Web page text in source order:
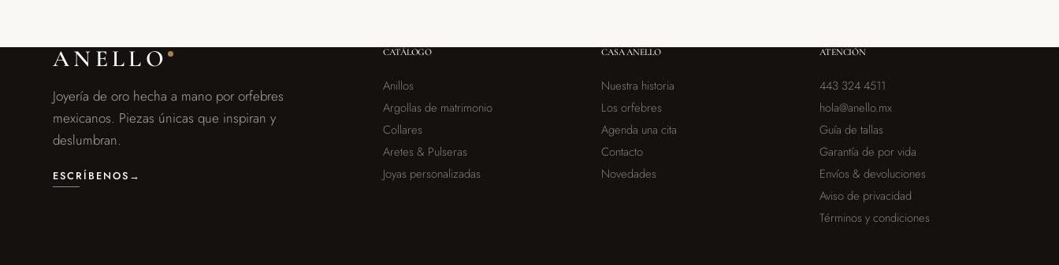
ANELLO
Joyería de oro hecha a mano por orfebres
mexicanos. Piezas únicas que inspiran y
deslumbran.
ESCRÍBENOS →
CATÁLOGO
Anillos
Argollas de matrimonio
Collares
Aretes & Pulseras
Joyas personalizadas
CASA ANELLO
Nuestra historia
Los orfebres
Agenda una cita
Contacto
Novedades
ATENCIÓN
443 324 4511
hola@anello.mx
Guía de tallas
Garantía de por vida
Envíos & devoluciones
Aviso de privacidad
Términos y condiciones